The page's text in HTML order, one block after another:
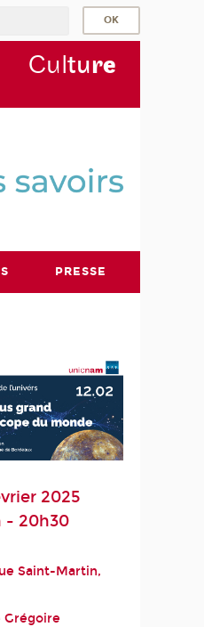
Culture
PRESSE
2025
- 20h30
Saint-Martin,
Grégoire